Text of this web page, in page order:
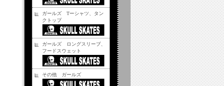
ガールズ Tーシャツ、タン
クトップ
ガールズ ロングスリーブ、
フードスウェット
その他 ガールズ